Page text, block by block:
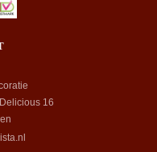
16